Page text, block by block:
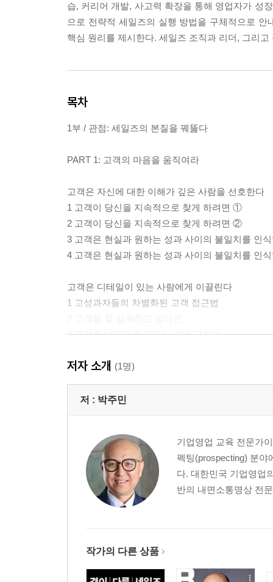
습, 커리어 개발, 사고력 확장을 통해 영업자가 성
으로 전략적 세일즈의 실행 방법을 구체적으로
핵심 원리를 제시한다. 세일즈 조직과 리더, 그리
목차
1부 / 관점: 세일즈의 본질을 꿰뚫다
PART 1: 고객의 마음을 움직여라
고객은 자신에 대한 이해가 깊은 사람을 선호한다
1 고객이 당신을 지속적으로 찾게 하려면 ①
2 고객이 당신을 지속적으로 찾게 하려면 ②
3 고객은 현실과 원하는 성과 사이의 불일치를 인
4 고객은 현실과 원하는 성과 사이의 불일치를 인
고객은 디테일이 있는 사람에게 이끌린다
1 고성과자들의 차별화된 고객 접근법
3 고객을 내편으로 만드는 조언 구하기
고객은 성취를 제공하는 사람을 선택한다
1 고객을 잘 안다고 생각하는 착각
PART 2 : 성과를 실행하라
세일즈 성과는 약속잡기에서 시작된다
1 모든 세일즈의 진정한 시작은 약속잡기다(사보
전략 없는 시도는 헛발질이다
저자 소개 (1명)
저 : 박주민
기업영업 교육 전문가
펙팅(prospecting) 분야
다. 대한민국 기업영업
반의 내면소통명상 전
작가의 다른 상품